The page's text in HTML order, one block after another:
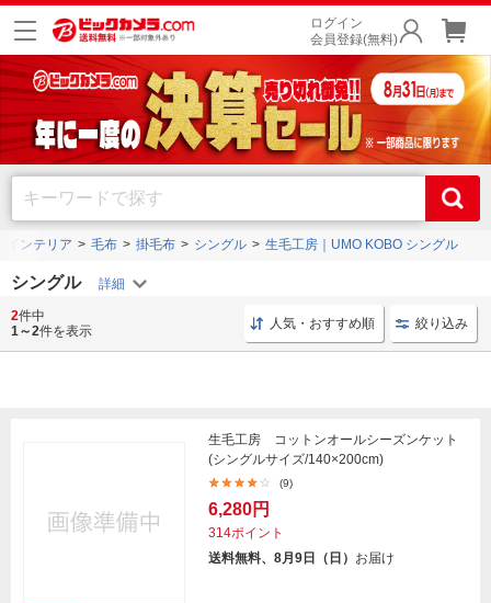
ログイン
会員登録(無料)
インテリア 毛布 掛毛布 シングル 生毛工房｜UMO KOBO シングル
シングル
シングル 毛布 毛布 インテリア ガーゼ シングルサイ
2件中
1～2件を表示 人気・おすすめ順 絞り込み
生毛工房 コットンオールシーズンケット
(シングルサイズ/140×200cm)
(9)
6,280円
314ポイント
送料無料、8月9日（日） お届け